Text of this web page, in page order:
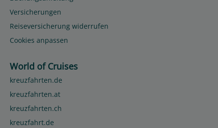
Versicherungen
Reiseversicherung widerrufen
Cookies anpassen
World of Cruises
kreuzfahrten.de
kreuzfahrten.at
kreuzfahrten.ch
kreuzfahrt.de